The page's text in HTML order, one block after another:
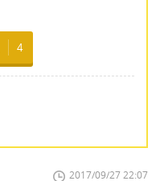
4
2017/09/27 22:07